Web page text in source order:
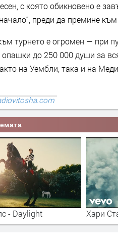
с която обикновено е
преди да премине към
турнето е огромен — при
опашки до 250 000 души за
на Уембли, така и на
- Late Night Talking Gucci